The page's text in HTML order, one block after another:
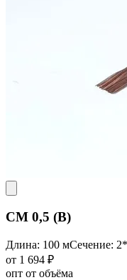
CM 0,5 (B)
Длина: 100 мСечение:
от 1 694 ₽
опт от объёма